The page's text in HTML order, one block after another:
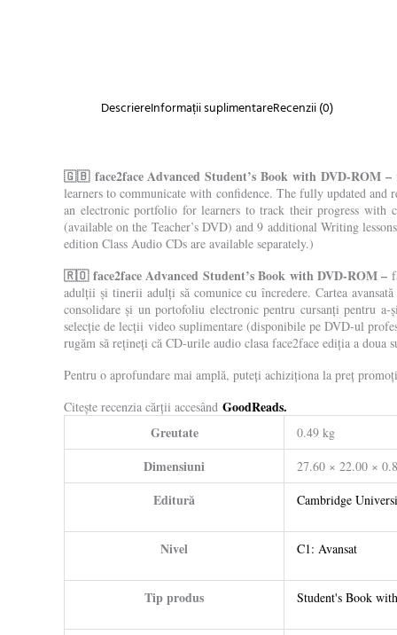
DescriereInformații suplimentareRecenzii (0)
🇬🇧 face2face Advanced Student’s Book with DVD-ROM –
learners to communicate with confidence. The fully updated
an electronic portfolio for learners to track their progress with
(available on the Teacher’s DVD) and 9 additional Writing
edition Class Audio CDs are available separately.)
🇷🇴 face2face Advanced Student’s Book with DVD-ROM –
adulții și tinerii adulți să comunice cu încredere. Cartea
consolidare și un portofoliu electronic pentru cursanți pentru
selecție de lecții video suplimentare (disponibile pe DVD-ul
rugăm să rețineți că CD-urile audio clasa face2face ediția a doua
Pentru o aprofundare mai amplă, puteți achiziționa la preț
Citește recenzia cărții accesând GoodReads.
Greutate
0.49 kg
Dimensiuni 27.60 × 22.00 ×
Editură Cambridge
Nivel C1: Avansat
Tip produs Student's Book